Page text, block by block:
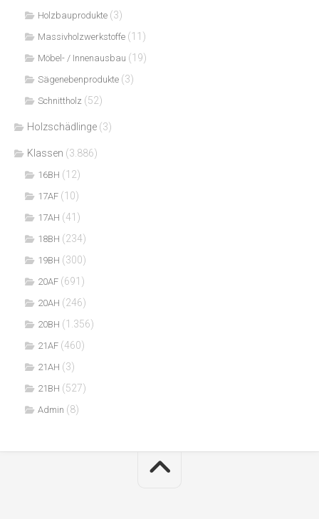
Holzbauprodukte (3)
Massivholzwerkstoffe (11)
Möbel- / Innenausbau (19)
Sägenebenprodukte (3)
Schnittholz (52)
Holzschädlinge (3)
Klassen (3.886)
16BH (12)
17AF (10)
17AH (41)
18BH (234)
19BH (300)
20AF (691)
20AH (246)
20BH (1.356)
21AF (460)
21AH (3)
21BH (527)
Admin (8)